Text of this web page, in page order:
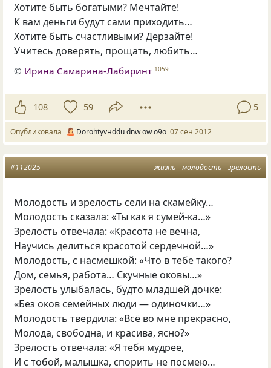
Хотите быть богатыми? Мечтайте!
К вам деньги будут сами приходить…
Хотите быть счастливыми? Дерзайте!
Учитесь доверять, прощать, любить…
© Ирина Самарина-Лабиринт 1059
108 59 5
Опубликовала Dorohtyvнddu dnw оw о9о 07 сен 2012
жизнь молодость зрелость
#112025
Молодость и зрелость сели на скамейку…
Молодость сказала: «Ты как я сумей-ка…»
Зрелость отвечала: «Красота не вечна,
Научись делиться красотой сердечной…»
Молодость, с насмешкой: «Что в тебе такого?
Дом, семья, работа… Скучные оковы…»
Зрелость улыбалась, будто младшей дочке:
«Без оков семейных люди — одиночки…»
Молодость твердила: «Всё во мне прекрасно,
Молода, свободна, и красива, ясно?»
Зрелость отвечала: «Я тебя мудрее,
И с тобой, малышка, спорить не посмею…